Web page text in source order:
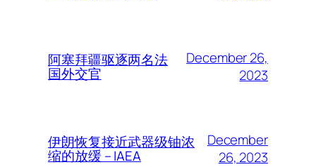
阿塞拜疆驱逐两名法
国外交官
December 26,
2023
伊朗恢复接近武器级铀浓
缩的放缓 – IAEA
December
26, 2023